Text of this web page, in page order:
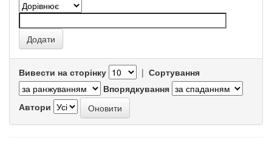
Вивести на сторінку | Сортування
Впорядкування
Автори